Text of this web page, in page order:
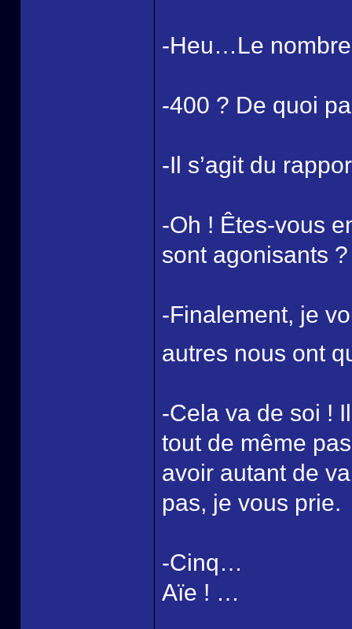
-Heu…Le
-400 ? De quoi
-Il s’agit du
-Oh ! Êtes-vous
sont agonisants ?
-Finalement, je
autres nous ont
-Cela va de soi !
tout de même
avoir autant de
pas, je vous prie.
-Cinq…
Aïe ! …